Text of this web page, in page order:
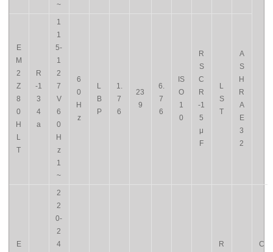
~
E
M
2
Z
8
0
H
L
T
R
-1
3
4
a
1
1
5-
1
2
7
V
6
0
H
z
1
~
6
0
H
z
L
B
P
1.
7
6
23
9
6.
7
6
IS
O
1
0
R
S
C
R
-1
5
μ
F
L
S
T
A
S
H
R
A
E
3
2
E
2
2
0-
2
4
R
C